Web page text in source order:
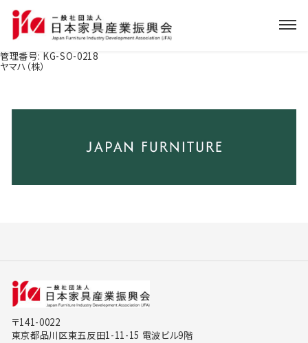
管理番号: KG-SO-0218
ヤマハ（株）
〒141-0022
東京都品川区東五反田1-11-15 電波ビル9階